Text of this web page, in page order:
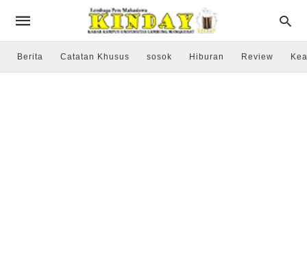
Berita Catatan Khusus sosok Hiburan Review